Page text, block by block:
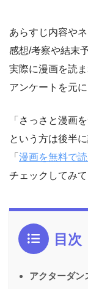
あらすじ内容やネ
感想/考察や結末
実際に漫画を読
アンケートを元
「さっさと漫画
という方は後半
「 漫画を無料で読
チェックしてみて
目次
アクターダン